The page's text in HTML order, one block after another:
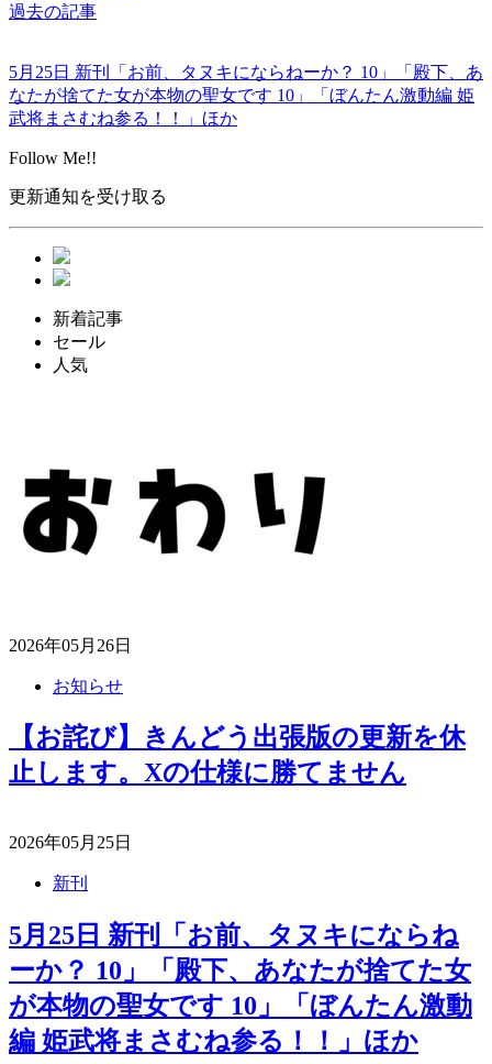
過去の記事
5月25日 新刊「お前、タヌキにならねーか？ 10」「殿下、あ
なたが捨てた女が本物の聖女です 10」「ぼんたん激動編 姫
武将まさむね参る！！」ほか
Follow Me!!
更新通知を受け取る
新着記事
セール
人気
2026年05月26日
お知らせ
【お詫び】きんどう出張版の更新を休
止します。Xの仕様に勝てません
2026年05月25日
新刊
5月25日 新刊「お前、タヌキにならね
ーか？ 10」「殿下、あなたが捨てた女
が本物の聖女です 10」「ぼんたん激動
編 姫武将まさむね参る！！」ほか